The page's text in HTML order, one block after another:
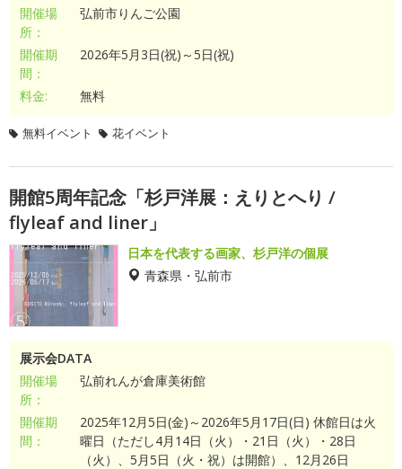
開催場
所：
弘前市りんご公園
開催期
間：
2026年5月3日(祝)～5日(祝)
料金: 無料
無料イベント 花イベント
開館5周年記念「杉戸洋展：えりとへり /
flyleaf and liner」
日本を代表する画家、杉戸洋の個展
青森県・弘前市
展示会DATA
開催場
所：
弘前れんが倉庫美術館
開催期
間：
2025年12月5日(金)～2026年5月17日(日) 休館日は火
曜日（ただし4月14日（火）・21日（火）・28日
（火）、5月5日（火・祝）は開館）、12月26日